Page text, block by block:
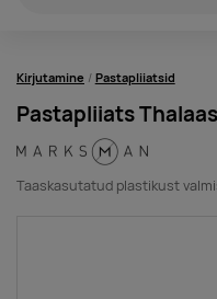
Kirjutamine Pastapliiatsid
Pastapliiats
Taaskasutatud plastikust